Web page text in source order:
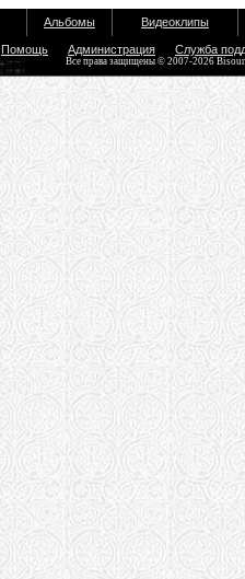
Альбомы Видеоклипы
Помощь Администрация Служба
Все права защищены © 2007-2026